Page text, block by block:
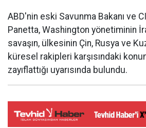
ABD'nin eski Savunma Bakanı ve
Panetta, Washington yönetiminin
savaşın, ülkesinin Çin, Rusya ve
küresel rakipleri karşısındaki
zayıflattığı uyarısında bulundu.